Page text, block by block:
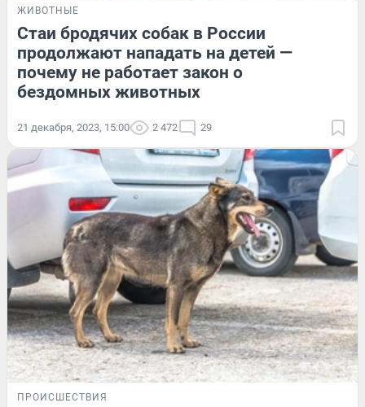
ЖИВОТНЫЕ
Стаи бродячих собак в России
продолжают нападать на детей —
почему не работает закон о
бездомных животных
21 декабря, 2023, 15:00 2 472 29
ПРОИСШЕСТВИЯ